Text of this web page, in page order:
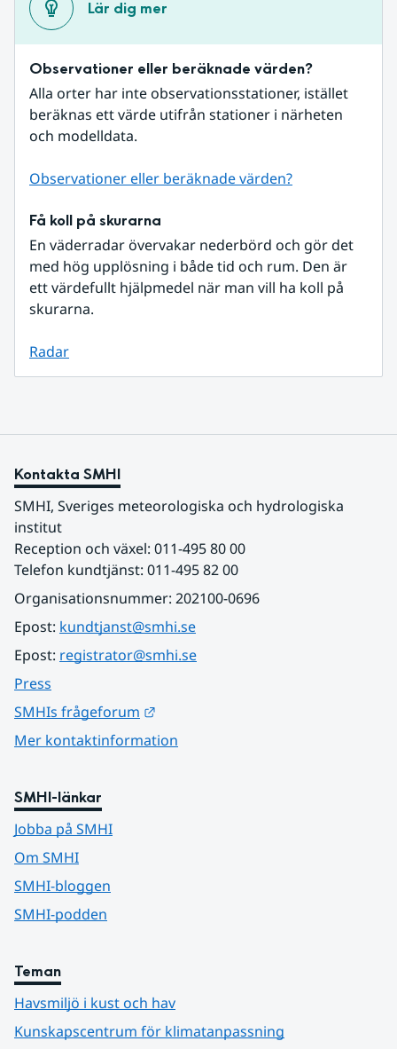
Lär dig mer
Observationer eller beräknade värden?
Alla orter har inte observationsstationer, istället
beräknas ett värde utifrån stationer i närheten
och modelldata.
Observationer eller beräknade värden?
Få koll på skurarna
En väderradar övervakar nederbörd och gör det
med hög upplösning i både tid och rum. Den är
ett värdefullt hjälpmedel när man vill ha koll på
skurarna.
Radar
Kontakta SMHI
SMHI, Sveriges meteorologiska och hydrologiska
institut
Reception och växel: 011-495 80 00
Telefon kundtjänst: 011-495 82 00
Organisationsnummer: 202100-0696
Epost: kundtjanst@smhi.se
Epost: registrator@smhi.se
Press
SMHIs frågeforum
Mer kontaktinformation
SMHI-länkar
Jobba på SMHI
Om SMHI
SMHI-bloggen
SMHI-podden
Teman
Havsmiljö i kust och hav
Kunskapscentrum för klimatanpassning